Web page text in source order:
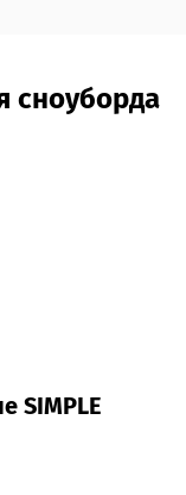
сноуборда
SIMPLE